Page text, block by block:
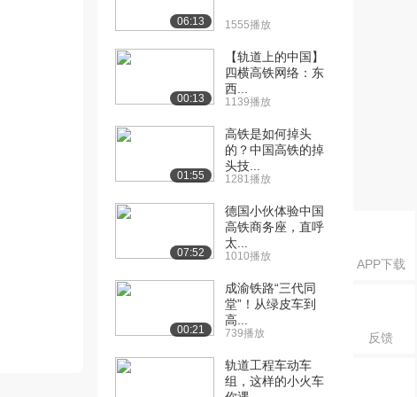
APP下载
反馈
06:13 1555播放
00:13
【轨道上的中国】
四横高铁网络：东
西...
1139播放
01:55
高铁是如何掉头
的？中国高铁的掉
头技...
1281播放
07:52
德国小伙体验中国
高铁商务座，直呼
太...
1010播放
00:21
成渝铁路“三代同
堂”！从绿皮车到
高...
739播放
轨道工程车动车
组，这样的小火车